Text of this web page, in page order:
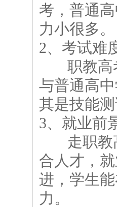
考，普通
力小很多。
2、考试难
职教高考
与普通高
其是技能
3、就业前
走职教高
合人才，
进，学生
力。